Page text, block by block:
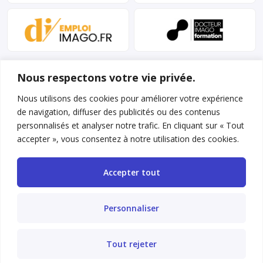
Nous respectons votre vie privée.
Nous utilisons des cookies pour améliorer votre expérience
de navigation, diffuser des publicités ou des contenus
personnalisés et analyser notre trafic. En cliquant sur « Tout
accepter », vous consentez à notre utilisation des cookies.
Personnaliser
Tout rejeter
Accepter tout
Mentions légales et conditions d’utilisation
Charte déontologique
Gestion des cookies
Politique de confidentialité